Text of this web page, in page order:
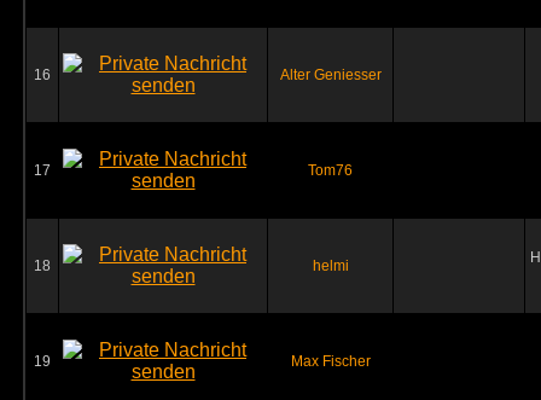
16 Alter Geniesser
17 Tom76
18 helmi
19 Max Fischer